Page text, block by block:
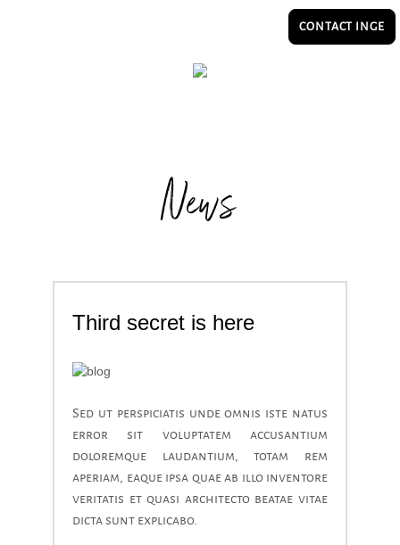
CONTACT INGE
News
Third secret is here
Sed ut perspiciatis unde omnis iste natus
error sit voluptatem accusantium
doloremque laudantium, totam rem
aperiam, eaque ipsa quae ab illo inventore
veritatis et quasi architecto beatae vitae
dicta sunt explicabo.